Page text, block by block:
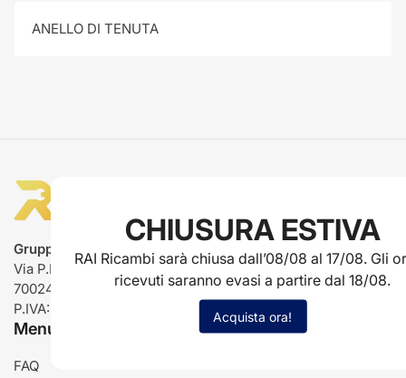
ANELLO DI TENUTA
Gruppo Rai ricambi
Via P.L. Nervi, 66
70024 Gravina in Puglia (BA)
P.IVA: IT03485840726
Menu
FAQ
CHIUSURA ESTIVA
RAI Ricambi sarà chiusa dall’08/08 al 17/08. Gli
ricevuti saranno evasi a partire dal 18/08.
Acquista ora!